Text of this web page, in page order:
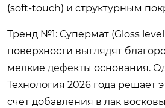
(soft-touch) и структурным
Тренд №1: Супермат (Gloss level
поверхности выглядят
мелкие дефекты основания.
Технология 2026 года решает
счет добавления в лак